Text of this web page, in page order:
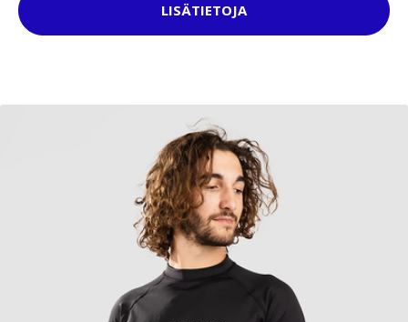
LISÄTIETOJA